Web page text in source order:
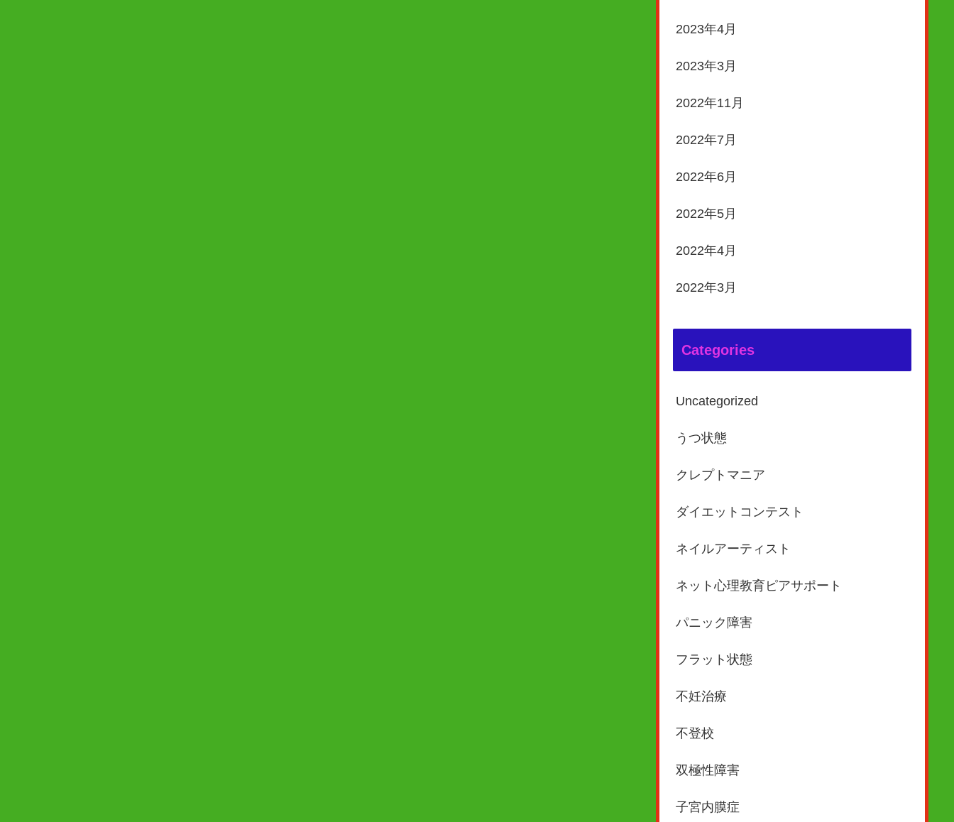
2023年4月
2023年3月
2022年11月
2022年7月
2022年6月
2022年5月
2022年4月
2022年3月
Categories
Uncategorized
うつ状態
クレプトマニア
ダイエットコンテスト
ネイルアーティスト
ネット心理教育ピアサポート
パニック障害
フラット状態
不妊治療
不登校
双極性障害
子宮内膜症